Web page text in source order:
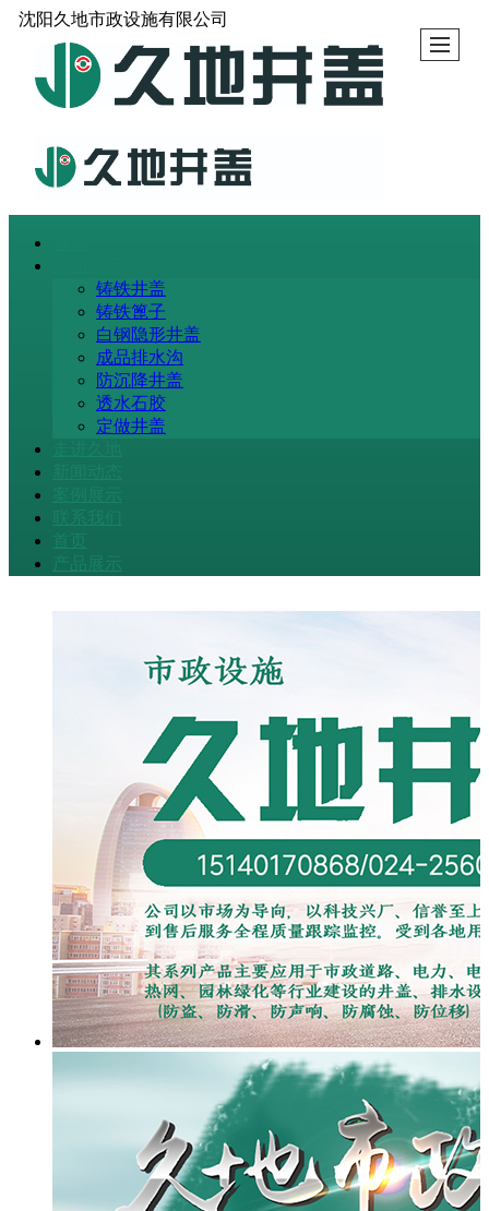
沈阳久地市政设施有限公司
铸铁井盖
铸铁篦子
白钢隐形井盖
成品排水沟
防沉降井盖
透水石胶
定做井盖
首页
产品展示